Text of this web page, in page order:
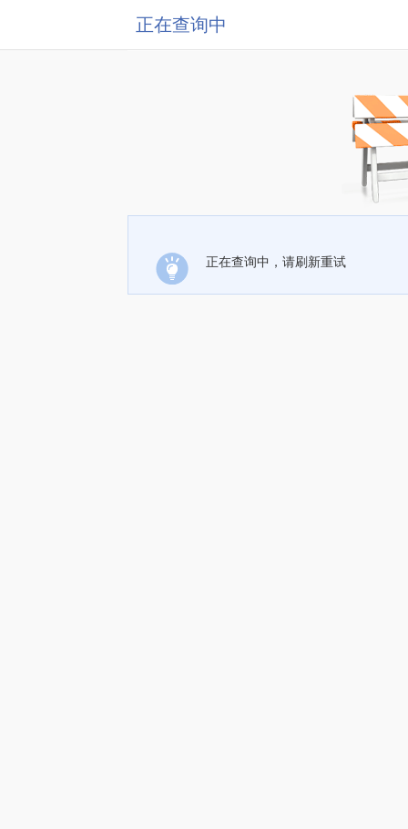
正在查询中
正在查询中，请刷新重试